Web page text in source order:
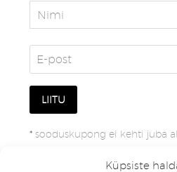
Küpsiste
* sooduskupong ei kehti juba